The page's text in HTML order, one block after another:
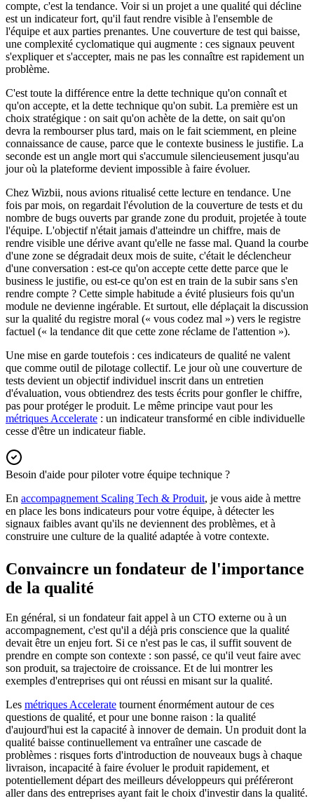
compte, c'est la tendance. Voir si un projet a une qualité qui décline
est un indicateur fort, qu'il faut rendre visible à l'ensemble de
l'équipe et aux parties prenantes. Une couverture de test qui baisse,
une complexité cyclomatique qui augmente : ces signaux peuvent
s'expliquer et s'accepter, mais ne pas les connaître est rapidement un
problème.
C'est toute la différence entre la dette technique qu'on connaît et
qu'on accepte, et la dette technique qu'on subit. La première est un
choix stratégique : on sait qu'on achète de la dette, on sait qu'on
devra la rembourser plus tard, mais on le fait sciemment, en pleine
connaissance de cause, parce que le contexte business le justifie. La
seconde est un angle mort qui s'accumule silencieusement jusqu'au
jour où la plateforme devient impossible à faire évoluer.
Chez Wizbii, nous avions ritualisé cette lecture en tendance. Une
fois par mois, on regardait l'évolution de la couverture de tests et du
nombre de bugs ouverts par grande zone du produit, projetée à toute
l'équipe. L'objectif n'était jamais d'atteindre un chiffre, mais de
rendre visible une dérive avant qu'elle ne fasse mal. Quand la courbe
d'une zone se dégradait deux mois de suite, c'était le déclencheur
d'une conversation : est-ce qu'on accepte cette dette parce que le
business le justifie, ou est-ce qu'on est en train de la subir sans s'en
rendre compte ? Cette simple habitude a évité plusieurs fois qu'un
module ne devienne ingérable. Et surtout, elle déplaçait la discussion
sur la qualité du registre moral (« vous codez mal ») vers le registre
factuel (« la tendance dit que cette zone réclame de l'attention »).
Une mise en garde toutefois : ces indicateurs de qualité ne valent
que comme outil de pilotage collectif. Le jour où une couverture de
tests devient un objectif individuel inscrit dans un entretien
d'évaluation, vous obtiendrez des tests écrits pour gonfler le chiffre,
pas pour protéger le produit. Le même principe vaut pour les
métriques Accelerate : un indicateur transformé en cible individuelle
cesse d'être un indicateur fiable.
Besoin d'aide pour piloter votre équipe technique ?
En accompagnement Scaling Tech & Produit, je vous aide à mettre
en place les bons indicateurs pour votre équipe, à détecter les
signaux faibles avant qu'ils ne deviennent des problèmes, et à
construire une culture de la qualité adaptée à votre contexte.
Convaincre un fondateur de l'importance
de la qualité
En général, si un fondateur fait appel à un CTO externe ou à un
accompagnement, c'est qu'il a déjà pris conscience que la qualité
devait être un enjeu fort. Si ce n'est pas le cas, il suffit souvent de
prendre en compte son contexte : son passé, ce qu'il veut faire avec
son produit, sa trajectoire de croissance. Et de lui montrer les
exemples d'entreprises qui ont réussi en misant sur la qualité.
Les métriques Accelerate tournent énormément autour de ces
questions de qualité, et pour une bonne raison : la qualité
d'aujourd'hui est la capacité à innover de demain. Un produit dont la
qualité baisse continuellement va entraîner une cascade de
problèmes : risques forts d'introduction de nouveaux bugs à chaque
livraison, incapacité à faire évoluer le produit rapidement, et
potentiellement départ des meilleurs développeurs qui préféreront
aller dans des entreprises ayant fait le choix d'investir dans la qualité.